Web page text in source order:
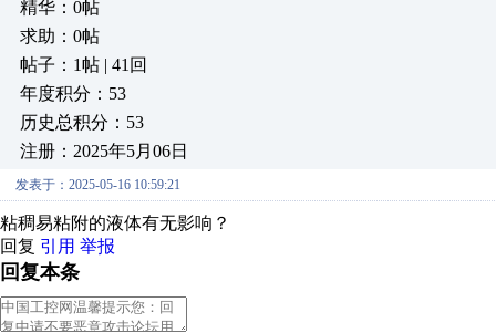
精华：0帖
求助：0帖
帖子：1帖 | 41回
年度积分：53
历史总积分：53
注册：2025年5月06日
发表于：2025-05-16 10:59:21
粘稠易粘附的液体有无影响？
回复 引用 举报
回复本条